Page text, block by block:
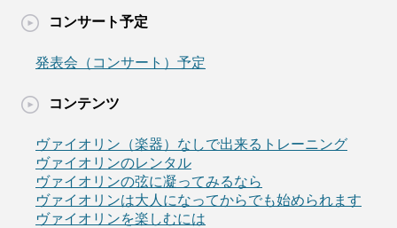
コンサート予定
発表会（コンサート）予定
コンテンツ
ヴァイオリン（楽器）なしで出来るトレーニング
ヴァイオリンのレンタル
ヴァイオリンの弦に凝ってみるなら
ヴァイオリンは大人になってからでも始められます
ヴァイオリンを楽しむには